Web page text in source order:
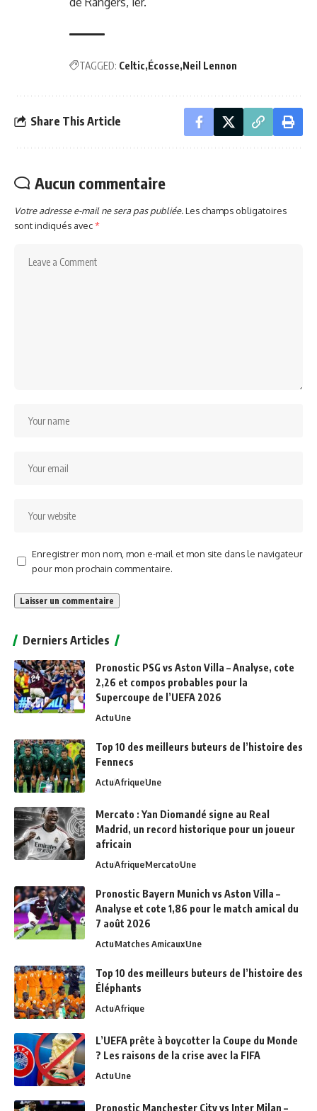
TAGGED: Celtic Écosse Neil Lennon
Share This Article
Aucun commentaire
Votre adresse e-mail ne sera pas publiée.Les champs obligatoires
sont indiqués avec*
Enregistrer mon nom, mon e-mail et mon site dans le navigateur
pour mon prochain commentaire.
Derniers Articles
Pronostic PSG vs Aston Villa – Analyse, cote
2,26 et compos probables pour la
Supercoupe de l’UEFA 2026
ActuUne
Top 10 des meilleurs buteurs de l’histoire des
Fennecs
ActuAfriqueUne
Mercato : Yan Diomandé signe au Real
Madrid, un record historique pour un joueur
africain
ActuAfriqueMercatoUne
Pronostic Bayern Munich vs Aston Villa –
Analyse et cote 1,86 pour le match amical du
7 août 2026
ActuMatches AmicauxUne
Top 10 des meilleurs buteurs de l’histoire des
Éléphants
ActuAfrique
L’UEFA prête à boycotter la Coupe du Monde
? Les raisons de la crise avec la FIFA
ActuUne
Pronostic Manchester City vs Inter Milan –